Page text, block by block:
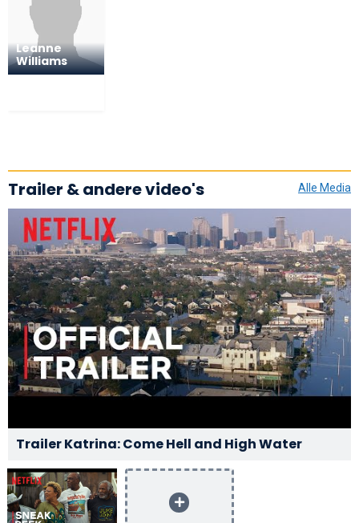
Leanne
Williams
Trailer & andere video's
Trailer Katrina: Come Hell and High Water
Alle Media